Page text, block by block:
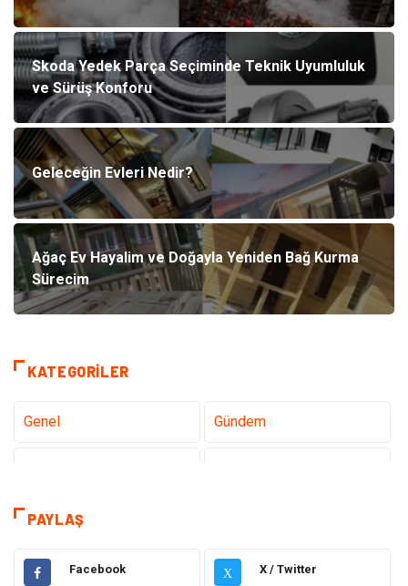
Skoda Yedek Parça Seçiminde Teknik Uyumluluk
ve Sürüş Konforu
Geleceğin Evleri Nedir?
Ağaç Ev Hayalim ve Doğayla Yeniden Bağ Kurma
Sürecim
KATEGORILER
Genel Gündem
Tatil
Eğitim Gıda
PAYLAŞ
Facebook X X / Twitter